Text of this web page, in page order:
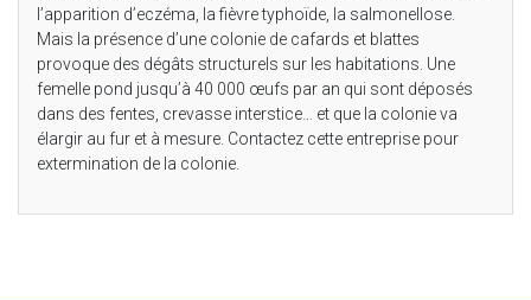
l’apparition d’eczéma, la fièvre typhoïde, la salmonellose.
Mais la présence d’une colonie de cafards et blattes
provoque des dégâts structurels sur les habitations. Une
femelle pond jusqu’à 40 000 œufs par an qui sont déposés
dans des fentes, crevasse interstice… et que la colonie va
élargir au fur et à mesure. Contactez cette entreprise pour
extermination de la colonie.